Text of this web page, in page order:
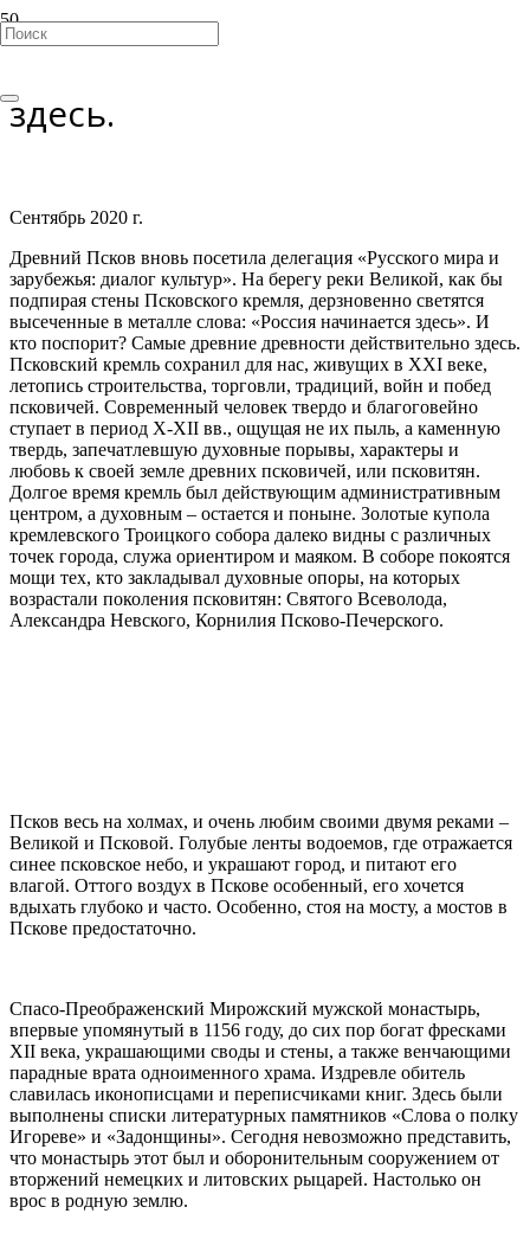
здесь.
Сентябрь 2020 г.
Древний Псков вновь посетила делегация «Русского мира и
зарубежья: диалог культур». На берегу реки Великой, как бы
подпирая стены Псковского кремля, дерзновенно светятся
высеченные в металле слова: «Россия начинается здесь». И
кто поспорит? Самые древние древности действительно здесь.
Псковский кремль сохранил для нас, живущих в XXI веке,
летопись строительства, торговли, традиций, войн и побед
псковичей. Современный человек твердо и благоговейно
ступает в период X-XII вв., ощущая не их пыль, а каменную
твердь, запечатлевшую духовные порывы, характеры и
любовь к своей земле древних псковичей, или псковитян.
Долгое время кремль был действующим административным
центром, а духовным – остается и поныне. Золотые купола
кремлевского Троицкого собора далеко видны с различных
точек города, служа ориентиром и маяком. В соборе покоятся
мощи тех, кто закладывал духовные опоры, на которых
возрастали поколения псковитян: Святого Всеволода,
Александра Невского, Корнилия Псково-Печерского.
Псков весь на холмах, и очень любим своими двумя реками –
Великой и Псковой. Голубые ленты водоемов, где отражается
синее псковское небо, и украшают город, и питают его
влагой. Оттого воздух в Пскове особенный, его хочется
вдыхать глубоко и часто. Особенно, стоя на мосту, а мостов в
Пскове предостаточно.
Спасо-Преображенский Мирожский мужской монастырь,
впервые упомянутый в 1156 году, до сих пор богат фресками
XII века, украшающими своды и стены, а также венчающими
парадные врата одноименного храма. Издревле обитель
славилась иконописцами и переписчиками книг. Здесь были
выполнены списки литературных памятников «Слова о полку
Игореве» и «Задонщины». Сегодня невозможно представить,
что монастырь этот был и оборонительным сооружением от
вторжений немецких и литовских рыцарей. Настолько он
врос в родную землю.